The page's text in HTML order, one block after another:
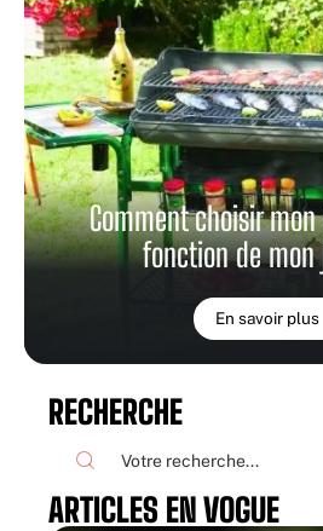
Comment choisir
fonction de mon
En savoir plus
RECHERCHE
ARTICLES EN VOGUE